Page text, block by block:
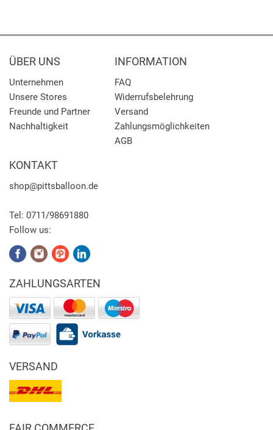
ÜBER UNS
Unternehmen
Unsere Stores
Freunde und Partner
Nachhaltigkeit
INFORMATION
FAQ
Widerrufsbelehrung
Versand
Zahlungsmöglichkeiten
AGB
KONTAKT
shop@pittsballoon.de
Tel: 0711/98691880
Follow us:
ZAHLUNGSARTEN
VERSAND